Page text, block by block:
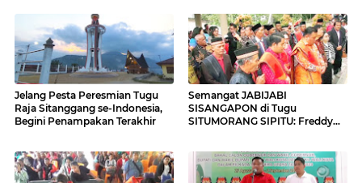
Jelang Pesta Peresmian Tugu
Raja Sitanggang se-Indonesia,
Begini Penampakan Terakhir
Semangat JABIJABI
SISANGAPON di Tugu
SITUMORANG SIPITU: Freddy